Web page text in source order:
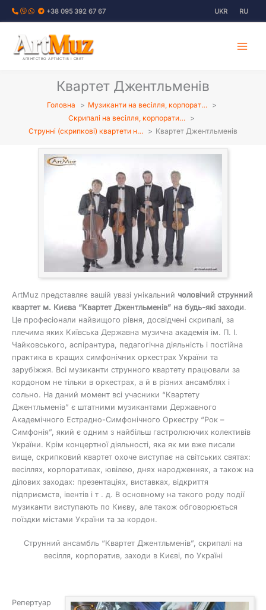
Перейти
+38 095 392 67 67 UKR RU
АГЕНТСТВО АРТИСТІВ І СВЯТ
Квартет Джентльменів
Головна
Музиканти на весілля, корпорат…
Скрипалі на весілля, корпорати…
Струнні (скрипкові) квартети н…
Квартет Джентльменів
ArtMuz представляє вашій увазі унікальний чоловічий струнний
квартет м. Києва “Квартет Джентльменів” на будь-які заходи.
Це професіонали найвищого рівня, досвідчені скрипалі, за
плечима яких Київська Державна музична академія ім. П. І.
Чайковського, аспірантура, педагогічна діяльність і постійна
практика в кращих симфонічних оркестрах України та
зарубіжжя. Всі музиканти струнного квартету працювали за
кордоном не тільки в оркестрах, а й в різних ансамблях і
сольно. На даний момент всі учасники “Квартету
Джентльменів” є штатними музикантами Державного
Академічного Естрадно-Симфонічного Оркестру “Рок –
Симфонія”, який є одним з найбільш гастролюючих колективів
України. Крім концертної діяльності, яка як ми вже писали
вище, скрипковий квартет охоче виступає на світських святах:
весіллях, корпоративах, ювілею, днях народженнях, а також на
ділових заходах: презентаціях, виставках, відкриття
підприємств, івентів і т . д. В основному на такого роду події
музиканти виступають по Києву, але також обговорюється
поїздки містами України та за кордон.
Струнний ансамбль “Квартет Джентльменів”, скрипалі на
весілля, корпоратив, заходи в Києві, по Україні
Репертуар